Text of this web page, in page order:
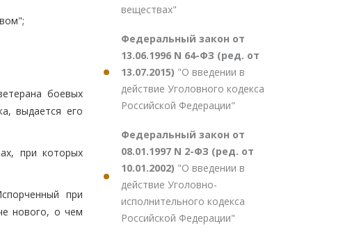
боевых
выдается его
при которых
при
нового, о чем
веществах"
Федеральный закон от
13.06.1996 N 64-ФЗ (ред. от
13.07.2015) "О введении в
действие Уголовного кодекса
Российской Федерации"
Федеральный закон от
08.01.1997 N 2-ФЗ (ред. от
10.01.2002) "О введении в
действие Уголовно-
исполнительного кодекса
Российской Федерации"